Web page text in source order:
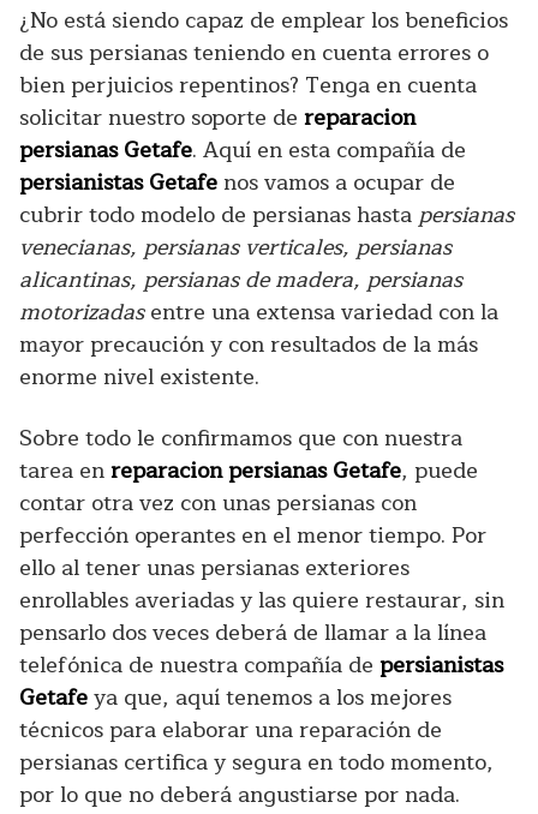
¿No está siendo capaz de emplear los beneficios
de sus persianas teniendo en cuenta errores o
bien perjuicios repentinos? Tenga en cuenta
solicitar nuestro soporte de reparacion
persianas Getafe. Aquí en esta compañía de
persianistas Getafenos vamos a ocupar de
cubrir todo modelo de persianas hasta persianas
venecianas, persianas verticales, persianas
alicantinas, persianas de madera, persianas
motorizadasentre una extensa variedad con la
mayor precaución y con resultados de la más
enorme nivel existente.
Sobre todo le confirmamos que con nuestra
tarea enreparacion persianas Getafe, puede
contar otra vez con unas persianas con
perfección operantes en el menor tiempo. Por
ello al tener unas persianas exteriores
enrollables averiadas y las quiere restaurar, sin
pensarlo dos veces deberá de llamar a la línea
telefónica de nuestra compañía de persianistas
Getafeya que, aquí tenemos a los mejores
técnicos para elaborar una reparación de
persianas certifica y segura en todo momento,
por lo que no deberá angustiarse por nada.